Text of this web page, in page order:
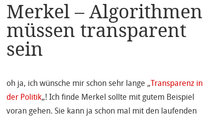
Merkel – Algorithmen
müssen transparent
sein
oh ja, ich wünsche mir schon sehr lange „Transparenz in
der Politik„! Ich finde Merkel sollte mit gutem Beispiel
voran gehen. Sie kann ja schon mal mit den laufenden